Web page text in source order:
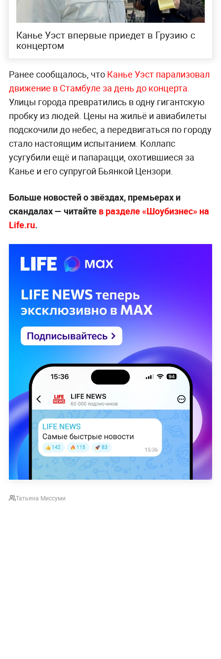
Канье Уэст впервые приедет в Грузию с
концертом
Ранее сообщалось, что Канье Уэст парализовал
движение в Стамбуле за день до концерта.
Улицы города превратились в одну гигантскую
пробку из людей. Цены на жильё и авиабилеты
подскочили до небес, а передвигаться по городу
стало настоящим испытанием. Коллапс
усугубили ещё и папарацци, охотившиеся за
Канье и его супругой Бьянкой Цензори.
Больше новостей о звёздах, премьерах и
скандалах — читайте в разделе «Шоубизнес» на
Life.ru.
Татьяна Миссуми